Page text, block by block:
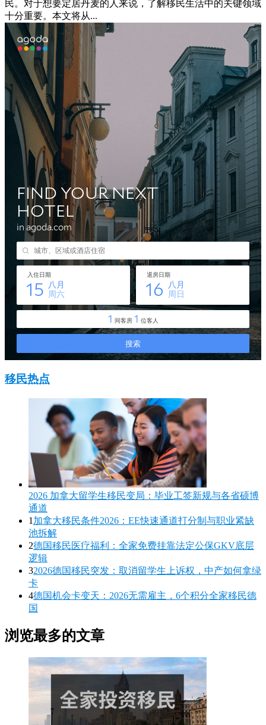
民。对于想要定居丹麦的人来说，了解移民生活中的关键领域
十分重要。本文将从...
移民热点
2026 加拿大留学生移民变局：毕业工签新规与各省硕博
通道
1 加拿大移民条件2026：EE快速通道打分制与职业紧缺
池拆解
2德国移民医疗福利：全家免费挂靠法定公保GKV底层
逻辑
32026德国移民突发：取消留学生上诉权，中产如何拿绿
卡
4德国机会卡变天：2026无需雇主，6个积分全家移民德
国
浏览最多的文章